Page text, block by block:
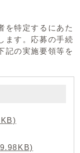
を特定するにあた
ます。応募の手続
記の実施要領等を